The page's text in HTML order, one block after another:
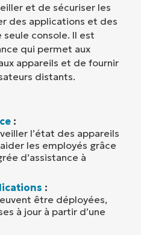
et de sécuriser les
des applications et des
console. Il est
qui permet aux
appareils et de fournir
distants.
:
l’état des appareils
les employés grâce
d’assistance à
:
être déployées,
à jour à partir d’une